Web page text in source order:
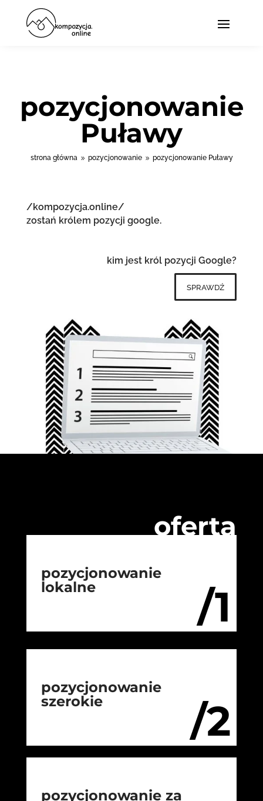
pozycjonowanie
Puławy
strona główna 9 pozycjonowanie 9 pozycjonowanie Puławy
/kompozycja.online/
zostań królem pozycji google.
kim jest król pozycji Google?
sprawdź
oferta
/1
pozycjonowanie
lokalne
/2
pozycjonowanie
szerokie
pozycjonowanie za